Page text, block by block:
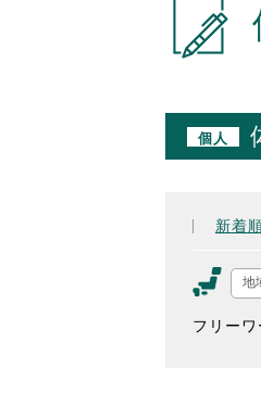
個人
新着
地
フリーワ